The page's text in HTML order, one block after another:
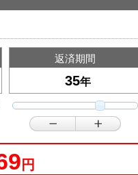
返済期間
年
円